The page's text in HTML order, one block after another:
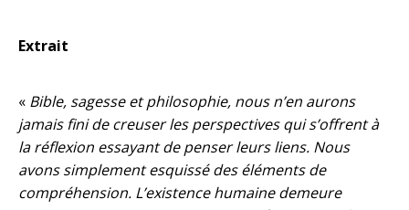
Extrait
« Bible, sagesse et philosophie, nous n’en aurons
jamais fini de creuser les perspectives qui s’offrent à
la réflexion essayant de penser leurs liens. Nous
avons simplement esquissé des éléments de
compréhension. L’existence humaine demeure